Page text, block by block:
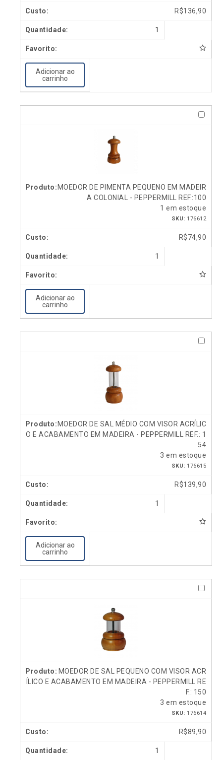
R$136,90
1
Adicionar ao
carrinho
MOEDOR DE PIMENTA PEQUENO EM MADEIR
A COLONIAL - PEPPERMILL REF.:100
1 em estoque
SKU: 176612
R$74,90
1
Adicionar ao
carrinho
MOEDOR DE SAL MÉDIO COM VISOR ACRÍLIC
O E ACABAMENTO EM MADEIRA - PEPPERMILL REF.: 1
54
3 em estoque
SKU: 176615
R$139,90
1
Adicionar ao
carrinho
MOEDOR DE SAL PEQUENO COM VISOR ACR
ÍLICO E ACABAMENTO EM MADEIRA - PEPPERMILL RE
F.: 150
3 em estoque
SKU: 176614
R$89,90
1